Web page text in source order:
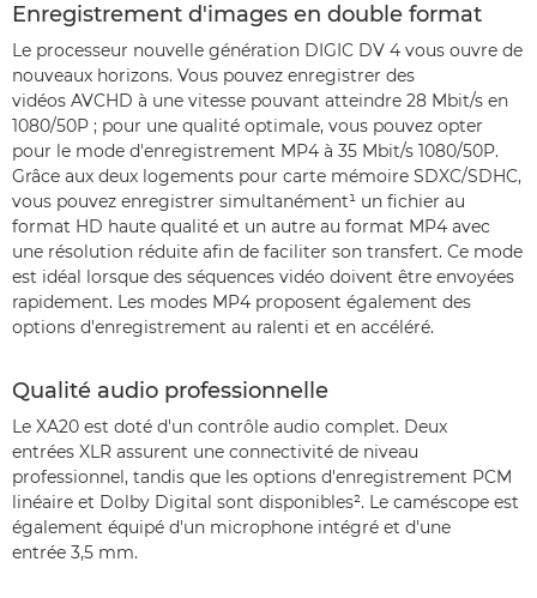
Enregistrement d'images en double format
Le processeur nouvelle génération DIGIC DV 4 vous ouvre de
nouveaux horizons. Vous pouvez enregistrer des
vidéos AVCHD à une vitesse pouvant atteindre 28 Mbit/s en
1080/50P ; pour une qualité optimale, vous pouvez opter
pour le mode d'enregistrement MP4 à 35 Mbit/s 1080/50P.
Grâce aux deux logements pour carte mémoire SDXC/SDHC,
vous pouvez enregistrer simultanément¹ un fichier au
format HD haute qualité et un autre au format MP4 avec
une résolution réduite afin de faciliter son transfert. Ce mode
est idéal lorsque des séquences vidéo doivent être envoyées
rapidement. Les modes MP4 proposent également des
options d'enregistrement au ralenti et en accéléré.
Qualité audio professionnelle
Le XA20 est doté d'un contrôle audio complet. Deux
entrées XLR assurent une connectivité de niveau
professionnel, tandis que les options d'enregistrement PCM
linéaire et Dolby Digital sont disponibles². Le caméscope est
également équipé d'un microphone intégré et d'une
entrée 3,5 mm.